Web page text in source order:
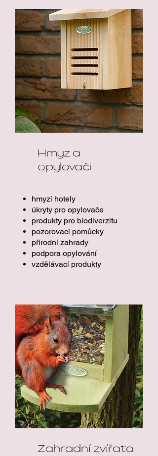
Hmyz a
opylovači
hmyzí hotely
úkryty pro opylovače
produkty pro biodiverzitu
pozorovací pomůcky
přírodní zahrady
podpora opylování
vzdělávací produkty
Zahradní zvířata